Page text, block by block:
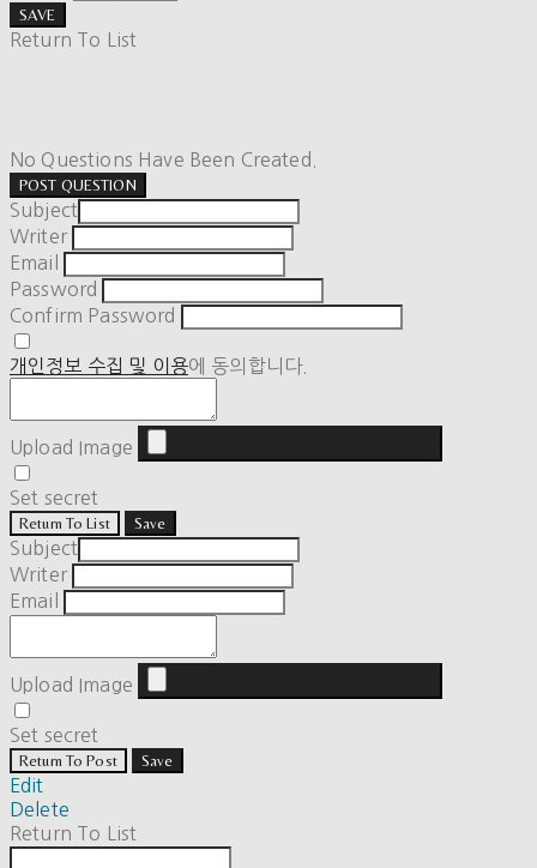
SAVE
Return To List
No Questions Have Been Created.
POST QUESTION
Subject
Writer
Email
Password
Confirm Password
개인정보 수집 및 이용에 동의합니다.
Upload Image
Set secret
Return To List Save
Subject
Writer
Email
Upload Image
Set secret
Return To Post Save
Edit
Delete
Return To List